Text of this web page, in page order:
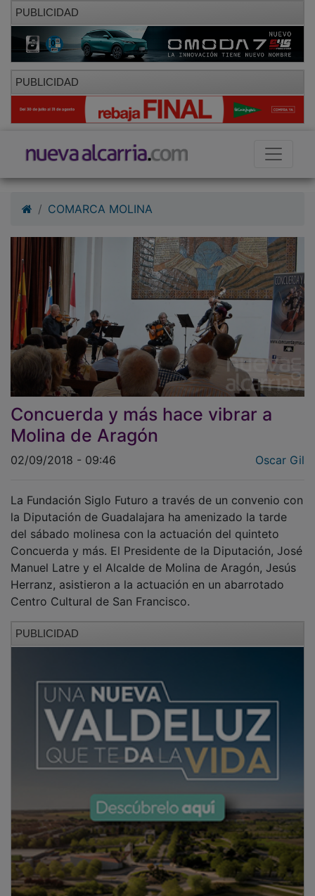
PUBLICIDAD
PUBLICIDAD
Concuerda y más hace vibrar a
Molina de Aragón
la Diputación de Guadalajara ha amenizado la tarde
del sábado molinesa con la actuación del quinteto
Concuerda y más. El Presidente de la Diputación, José
Manuel Latre y el Alcalde de Molina de Aragón, Jesús
Herranz, asistieron a la actuación en un abarrotado
Centro Cultural de San Francisco.